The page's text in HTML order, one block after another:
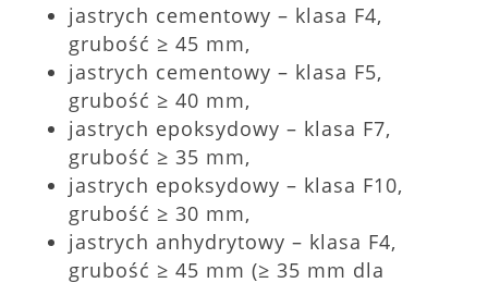
jastrych cementowy – klasa F4,
grubość ≥ 45 mm,
jastrych cementowy – klasa F5,
grubość ≥ 40 mm,
jastrych epoksydowy – klasa F7,
grubość ≥ 35 mm,
jastrych epoksydowy – klasa F10,
grubość ≥ 30 mm,
jastrych anhydrytowy – klasa F4,
grubość ≥ 45 mm (≥ 35 mm dla